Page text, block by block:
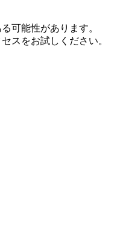
可能性があります。
スをお試しください。